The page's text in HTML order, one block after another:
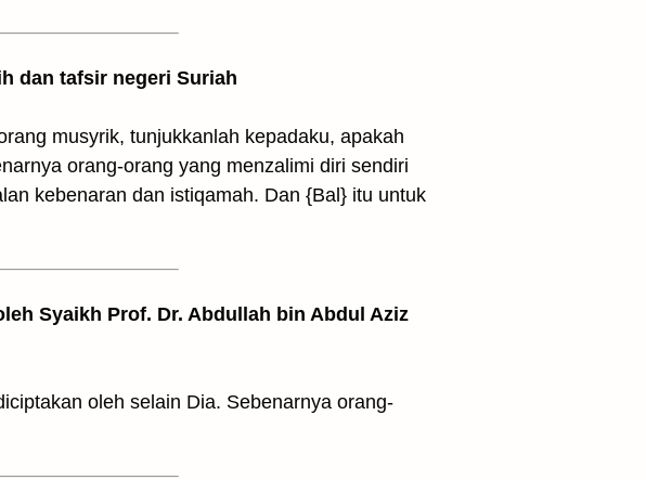
dan tafsir negeri Suriah
musyrik, tunjukkanlah kepadaku, apakah
orang-orang yang menzalimi diri sendiri
kebenaran dan istiqamah. Dan {Bal} itu untuk
Syaikh Prof. Dr. Abdullah bin Abdul Aziz
oleh selain Dia. Sebenarnya orang-